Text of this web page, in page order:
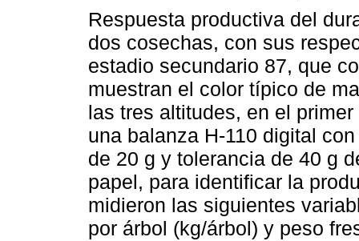
Respuesta productiva del
dos cosechas, con sus
estadio secundario 87, que
muestran el color típico de
las tres altitudes, en el
una balanza H-110 digital
de 20 g y tolerancia de 40 g
papel, para identificar la
midieron las siguientes
por árbol (kg/árbol) y peso